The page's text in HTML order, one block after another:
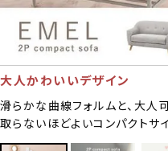
大人かわいいデザイン
滑らかな曲線フォルムと、大
取らないほどよいコンパクトサ